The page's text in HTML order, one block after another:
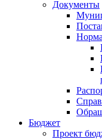
Документы
Бюджет
Проект